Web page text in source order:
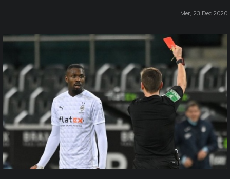
Mer, 23 Dec 2020